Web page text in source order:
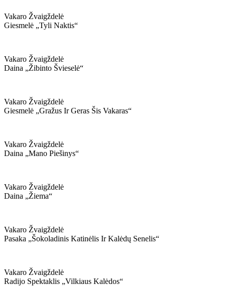
Vakaro Žvaigždelė
Giesmelė „tyli Naktis“
Vakaro Žvaigždelė
Daina „žibinto Švieselė“
Vakaro Žvaigždelė
Giesmelė „gražus Ir Geras Šis Vakaras“
Vakaro Žvaigždelė
Daina „mano Piešinys“
Vakaro Žvaigždelė
Daina „žiema“
Vakaro Žvaigždelė
Pasaka „šokoladinis Katinėlis Ir Kalėdų Senelis“
Vakaro Žvaigždelė
Radijo Spektaklis „vilkiaus Kalėdos“